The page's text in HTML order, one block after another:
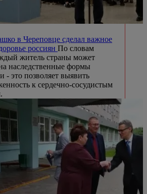
в Череповце сделал важное
россиян По словам
житель страны может
наследственные формы
- это позволяет выявить
к сердечно-сосудистым